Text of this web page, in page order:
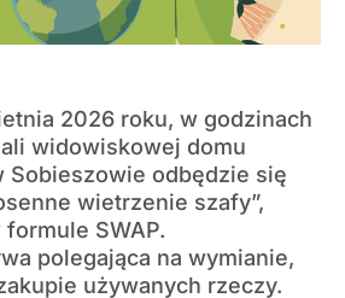
2026 roku, w godzinach
widowiskowej domu
Sobieszowie odbędzie się
wietrzenie szafy”,
SWAP.
polegająca na wymianie,
używanych rzeczy.